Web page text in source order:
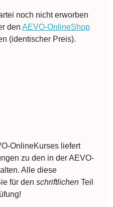
noch nicht erworben
den AEVO-OnlineShop
(identischer Preis).
OnlineKurses liefert
zu den in der AEVO-
Alle diese
für den schriftlichen Teil